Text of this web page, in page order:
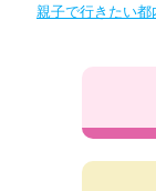
親子で行きたい都